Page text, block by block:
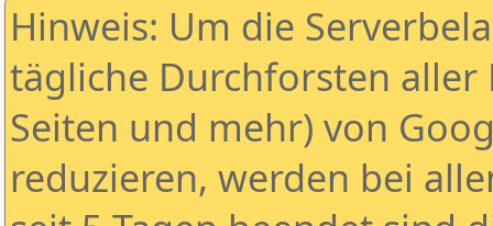
Hinweis: Um die
tägliche Durchforsten aller
Seiten und mehr) von
reduzieren, werden bei